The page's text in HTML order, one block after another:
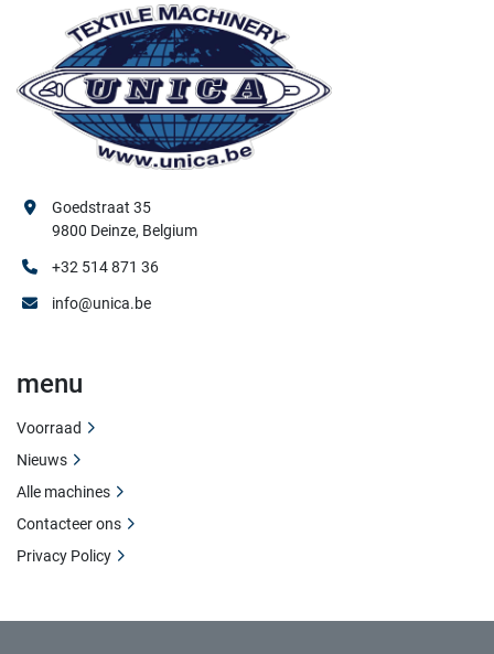
Goedstraat 35
9800 Deinze, Belgium
+32 514 871 36
info@unica.be
menu
Voorraad
Nieuws
Alle machines
Contacteer ons
Privacy Policy